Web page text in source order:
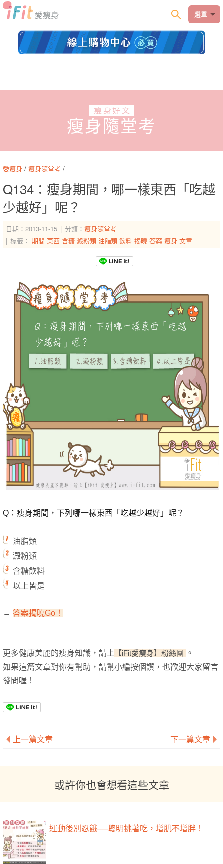
選單
瘦身好文
瘦身隨堂考
愛瘦身 / 瘦身隨堂考 /
Q134：瘦身期間，哪一樣東西「吃越
少越好」呢？
日期：2013-11-15 分類： 瘦身隨堂考
標籤： 期間 東西 含糖 澱粉類 油脂類 飲料 揭曉 答案 瘦身 文章
Q：瘦身期間，下列哪一樣東西「吃越少越好」呢？
油脂類
澱粉類
含糖飲料
以上皆是
→ 答案揭曉Go ！
更多健康美麗的瘦身知識， 請上 【iFit愛瘦身】粉絲團
。
如果這篇文章對你有幫助，請幫小編按個讚，也歡迎大家留言
發問喔！
上一篇文章 下一篇文章
或許你也會想看這些文章
運動後別忍餓──聰明挑著吃，增肌不增胖！